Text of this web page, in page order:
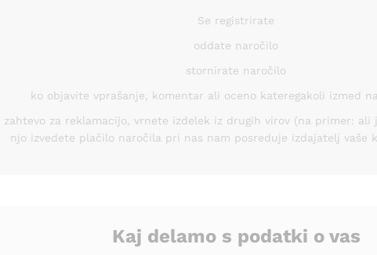
Se registrirate
oddate naročilo
stornirate naročilo
ko objavite vprašanje, komentar ali oceno kateregakoli izmed
za reklamacijo, vrnete izdelek iz drugih virov (na primer:
njo izvedete plačilo naročila pri nas nam posreduje izdajatelj vaše
Kaj delamo s podatki o vas